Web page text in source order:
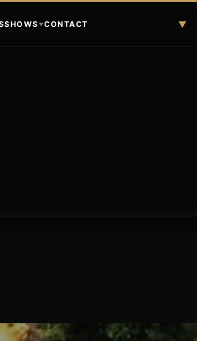
SHOWS ▼CONTACT ▼